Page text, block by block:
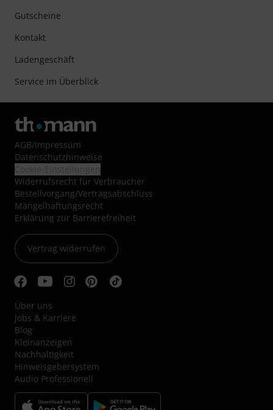
Gutscheine
Kontakt
Ladengeschäft
Service im Überblick
AGB/Impressum
Datenschutzhinweise
Widerrufsrecht für Verbraucher
Bestellvorgang/Vertragsabschluss
Mängelhaftungsrecht
Erklärung zur Barrierefreiheit
Vertrag widerrufen
Über uns
Jobs & Karriere
Blog
Kleinanzeigen
Nachhaltigkeit
Hinweisgebersystem
Audio Professionell